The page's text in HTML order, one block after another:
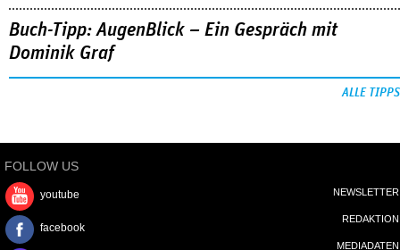
Buch-Tipp: AugenBlick – Ein Gespräch mit
Dominik Graf
ALLE TIPPS
FOLLOW US
youtube
facebook
NEWSLETTER
REDAKTION
MEDIADATEN